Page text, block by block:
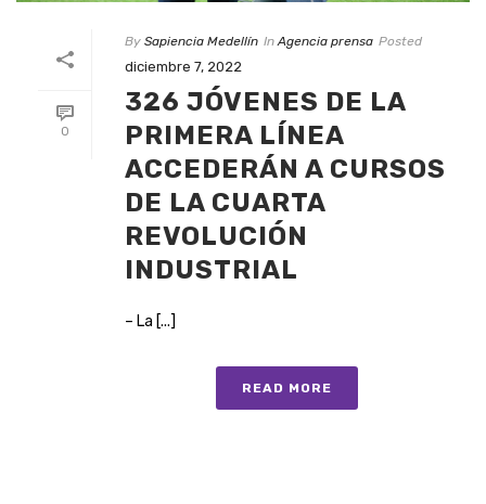
0
By Sapiencia Medellín In Agencia prensa Posted
diciembre 7, 2022
326 JÓVENES DE LA
PRIMERA LÍNEA
ACCEDERÁN A CURSOS
DE LA CUARTA
REVOLUCIÓN
INDUSTRIAL
– La [...]
READ MORE